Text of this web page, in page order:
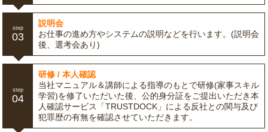
step
03
説明会
お仕事の進め方やシステムの説明などを行います。(説明会
後、選考会あり)
step
04
研修 / 本人確認
当社マニュアル＆講師による指導のもとで研修(家事スキル
学習)を修了いただいた後、公的身分証をご提出いただき本
人確認サービス「TRUSTDOCK」による反社との関与及び
犯罪歴の有無を確認させていただきます。